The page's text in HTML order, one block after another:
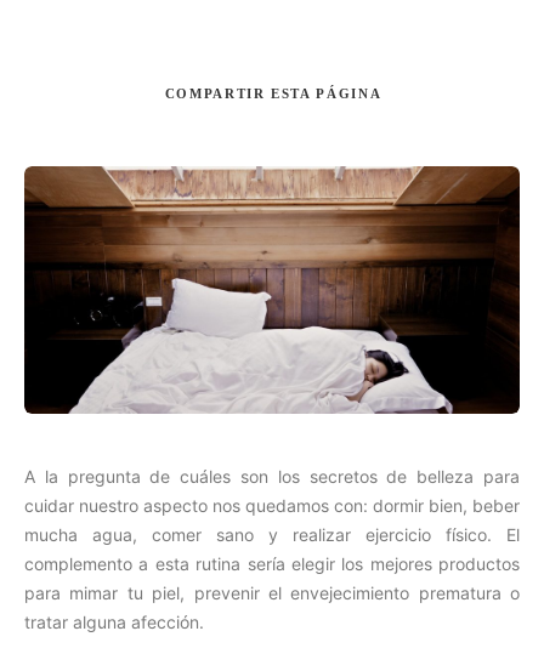
COMPARTIR ESTA PÁGINA
A la pregunta de cuáles son los secretos de belleza para
cuidar nuestro aspecto nos quedamos con: dormir bien, beber
mucha agua, comer sano y realizar ejercicio físico. El
complemento a esta rutina sería elegir los mejores productos
para mimar tu piel, prevenir el envejecimiento prematura o
tratar alguna afección.